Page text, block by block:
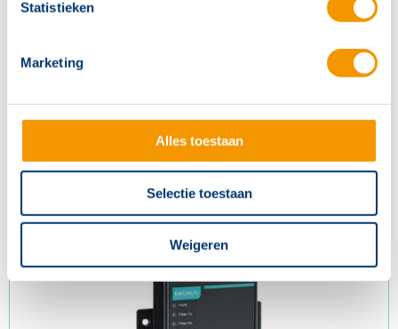
Statistieken
Marketing
Alles toestaan
Selectie toestaan
Weigeren
Glasconverter glasdeel SM/LC/40km
Artikelnr. BRT203